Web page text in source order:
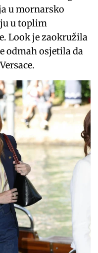
u mornarsko
u toplim
Look je zaokružila
odmah osjetila da